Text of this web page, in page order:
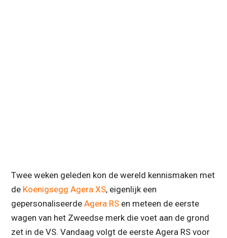
Twee weken geleden kon de wereld kennismaken met
de Koenigsegg Agera XS, eigenlijk een
gepersonaliseerde Agera RSen meteen de eerste
wagen van het Zweedse merk die voet aan de grond
zet in de VS. Vandaag volgt de eerste Agera RS voor